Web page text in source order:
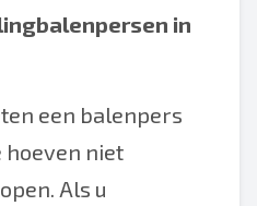
in
een balenpers
hoeven niet
Als u